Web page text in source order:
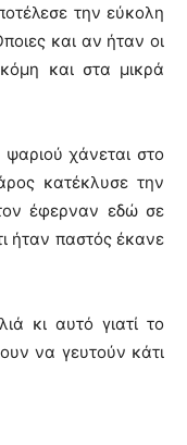
την εύκολη
και αν ήταν οι
και στα μικρά
χάνεται στο
κατέκλυσε την
έφερναν εδώ σε
ήταν παστός έκανε
κι αυτό γιατί το
να γευτούν κάτι